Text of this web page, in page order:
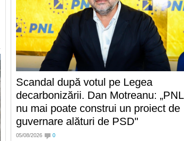
Scandal după votul pe Legea
decarbonizării. Dan Motreanu: „PNL
nu mai poate construi un proiect de
guvernare alături de PSD"
05/08/2026 0